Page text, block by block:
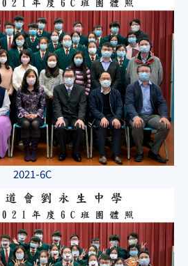
2021-6C